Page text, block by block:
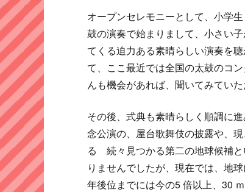
オープンセレモニーとして、小学
鼓の演奏で始まりまして、小さい
てくる迫力ある素晴らしい演奏を
て、ここ最近では全国の太鼓のコ
んも機会があれば、聞いてみていた
その後、式典も素晴らしく順調に
念公演の、屋台歌舞伎の披露や、
る 続々見つかる第二の地球候補
りませんでしたが、現在では、地
年後位までには今の5 倍以上、30